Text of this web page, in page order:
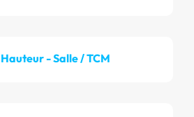
Hauteur - Salle / TCM